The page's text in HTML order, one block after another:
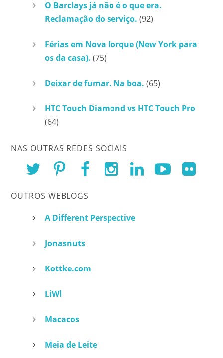
O Barclays já não é o que era.
Reclamação do serviço. (92)
Férias em Nova Iorque (New York para
os da casa). (75)
Deixar de fumar. Na boa. (65)
HTC Touch Diamond vs HTC Touch Pro
(64)
NAS OUTRAS REDES SOCIAIS
OUTROS WEBLOGS
A Different Perspective
Jonasnuts
Kottke.com
LiWl
Macacos
Meia de Leite